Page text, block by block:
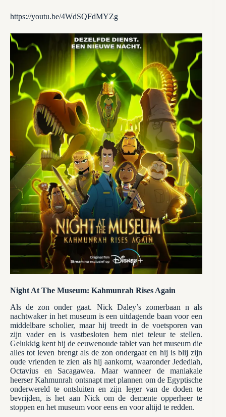
https://youtu.be/4WdSQFdMYZg
Night At The Museum: Kahmunrah Rises Again
Als de zon onder gaat. Nick Daley’s zomerbaan n als
nachtwaker in het museum is een uitdagende baan voor een
middelbare scholier, maar hij treedt in de voetsporen van
zijn vader en is vastbesloten hem niet teleur te stellen.
Gelukkig kent hij de eeuwenoude tablet van het museum die
alles tot leven brengt als de zon ondergaat en hij is blij zijn
oude vrienden te zien als hij aankomt, waaronder Jedediah,
Octavius ​​en Sacagawea. Maar wanneer de maniakale
heerser Kahmunrah ontsnapt met plannen om de Egyptische
onderwereld te ontsluiten en zijn leger van de doden te
bevrijden, is het aan Nick om de demente opperheer te
stoppen en het museum voor eens en voor altijd te redden.